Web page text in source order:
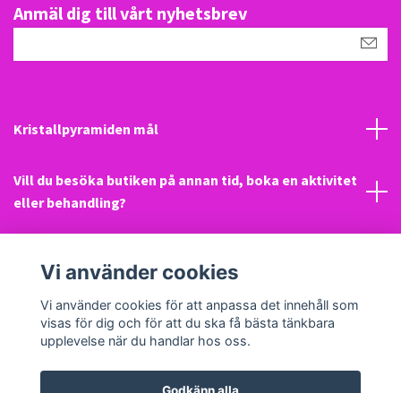
Anmäl dig till vårt nyhetsbrev
Kristallpyramiden mål
Vill du besöka butiken på annan tid, boka en aktivitet
eller behandling?
Sociala medier
Vi använder cookies
Vi använder cookies för att anpassa det innehåll som
visas för dig och för att du ska få bästa tänkbara
upplevelse när du handlar hos oss.
Godkänn alla